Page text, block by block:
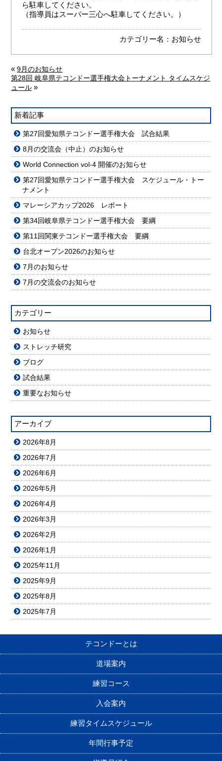
ら駐車してください。
（指導員はスーパー三心へ駐車してください。）
カテゴリー名： お知らせ
«9月のお知らせ
第28回 岐阜県テコンドー選手権大会トーナメント タイムスケジ
ュール »
新着記事
第27回愛知県テコンドー選手権大会 試合結果
8月の交流会（中止）のお知らせ
World Connection vol-4 開催のお知らせ
第27回愛知県テコンドー選手権大会 スケジュール・トー
ナメント
マレーシアカップ2026 レポート
第34回岐阜県テコンドー選手権大会 要綱
第11回関東テコンドー選手権大会 要綱
台北オープン2026のお知らせ
7月のお知らせ
7月の交流会のお知らせ
カテゴリー
お知らせ
ストレッチ研究
ブログ
試合結果
重要なお知らせ
アーカイブ
2026年8月
2026年7月
2026年6月
2026年5月
2026年4月
2026年3月
2026年2月
2026年1月
2025年11月
2025年9月
2025年8月
2025年7月
テコンドーとは
道場案内
練習コース
入会案内
練習タイムスケジュール
年間行事予定